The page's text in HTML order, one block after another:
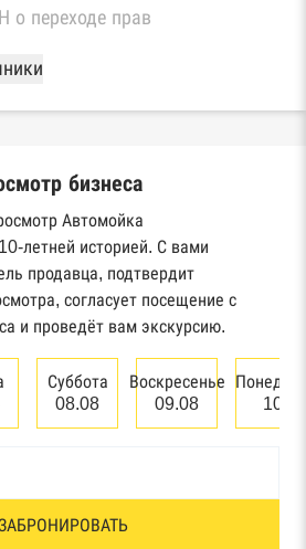
о переходе прав
ЕГРИП Федеральной
контрактов
дел Высшего
лиц
реестр сведений о
лиц
знаков и знаков обслуживания
бизнеса
Автомойка
летней историей. С вами
продавца, подтвердит
согласует посещение с
и проведёт вам экскурсию.
Суббота
08.08
Воскресенье
09.08
10.08